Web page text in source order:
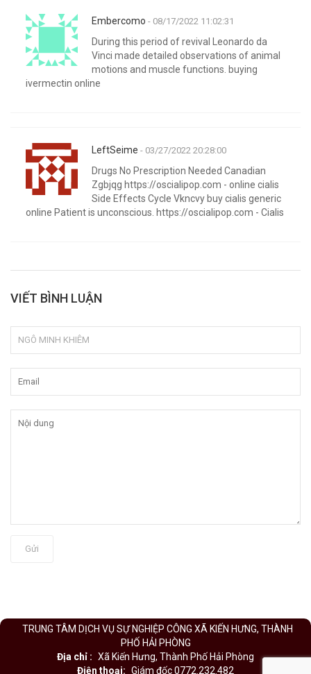
Embercomo - 08/17/2022 11:02:31
During this period of revival Leonardo da
Vinci made detailed observations of animal
motions and muscle functions. buying
ivermectin online
LeftSeime - 03/27/2022 20:28:00
Drugs No Prescription Needed Canadian
Zgbjqg https://oscialipop.com - online cialis
Side Effects Cycle Vkncvy buy cialis generic
online Patient is unconscious. https://oscialipop.com - Cialis
VIẾT BÌNH LUẬN
Gửi
TRUNG TÂM DỊCH VỤ SỰ NGHIỆP CÔNG XÃ KIẾN HƯNG, THÀNH
PHỐ HẢI PHÒNG
Địa chỉ : Xã Kiến Hưng, Thành Phố Hải Phòng
Điện thoại: Giám đốc 0772.232.482